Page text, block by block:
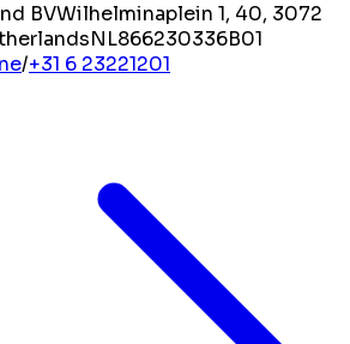
BVWilhelminaplein 1, 40, 3072
NL866230336B01
/+31 6 23221201